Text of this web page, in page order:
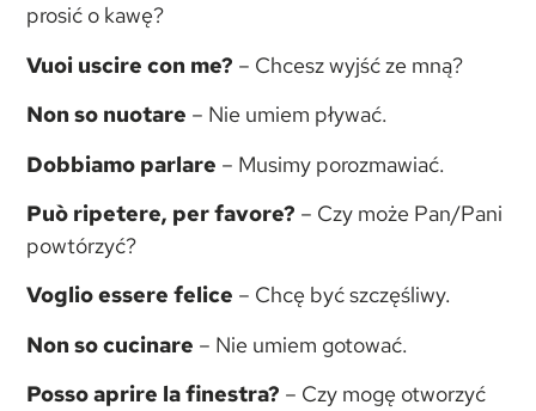
prosić o kawę?
Vuoi uscire con me? – Chcesz wyjść ze mną?
Non so nuotare – Nie umiem pływać.
Dobbiamo parlare – Musimy porozmawiać.
Può ripetere, per favore? – Czy może Pan/Pani
powtórzyć?
Voglio essere felice – Chcę być szczęśliwy.
Non so cucinare – Nie umiem gotować.
Posso aprire la finestra? – Czy mogę otworzyć